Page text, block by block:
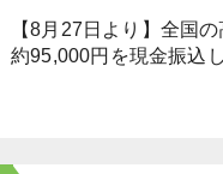
【8月27日より】全国
約95,000円を現金振込